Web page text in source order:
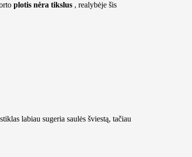
plotis nėra tikslus , realybėje šis
labiau sugeria saulės šviestą, tačiau